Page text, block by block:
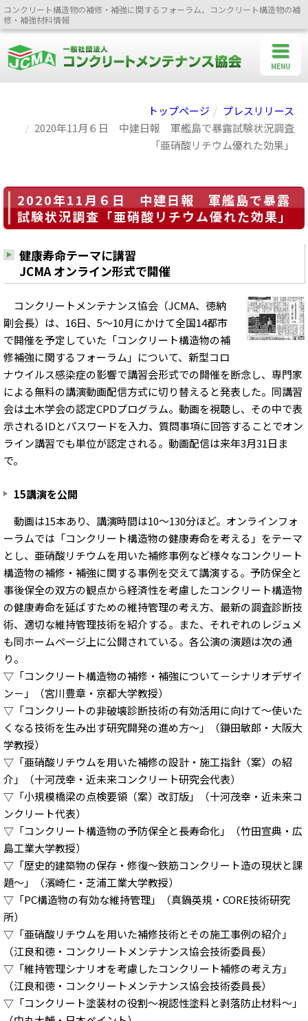
コンクリート構造物の補修・補強に関するフォーラム、コンクリート構造物の補
修・補強材料情報
トップページ
プレスリリース
2020年11月６日 中建日報 軍艦島で暴露試験状況調査
「亜硝酸リチウム優れた効果」
2020年11月６日 中建日報 軍艦島で暴露
試験状況調査「亜硝酸リチウム優れた効果」
健康寿命テーマに講習
JCMA オンライン形式で開催
コンクリートメンテナンス協会（JCMA、徳納
剛会長）は、16日、5～10月にかけて全国14都市
で開催を予定していた「コンクリート構造物の補
修補強に関するフォーラム」について、新型コロ
ナウイルス感染症の影響で講習会形式での開催を断念し、専門家
による無料の講演動画配信方式に切り替えると発表した。同講習
会は土木学会の認定CPDプログラム。動画を視聴し、その中で表
示されるIDとパスワードを入力、質問事項に回答することでオン
ライン講習でも単位が認定される。動画配信は来年3月31日ま
で。
15講演を公開
動画は15本あり、講演時間は10～130分ほど。オンラインフォ
ーラムでは「コンクリート構造物の健康寿命を考える」をテーマ
とし、亜硝酸リチウムを用いた補修事例など様々なコンクリート
構造物の補修・補強に関する事例を交えて講演する。予防保全と
事後保全の双方の観点から経済性を考慮したコンクリート構造物
の健康寿命を延ばすための維持管理の考え方、最新の調査診断技
術、適切な維持管理技術を紹介する。また、それぞれのレジュメ
も同ホームページ上に公開されている。各公演の演題は次の通
り。
▽「コンクリート構造物の補修・補強について－シナリオデザイ
ン－」（宮川豊章・京都大学教授）
▽「コンクリートの非破壊診断技術の有効活用に向けて～使いた
くなる技術を生み出す研究開発の進め方～」（鎌田敏郎・大阪大
学教授）
▽「亜硝酸リチウムを用いた補修の設計・施工指針（案）の紹
介」（十河茂幸・近未来コンクリート研究会代表）
▽「小規模橋梁の点検要領（案）改訂版」（十河茂幸・近未来コ
ンクリート代表）
▽「コンクリート構造物の予防保全と長寿命化」（竹田宣典・広
島工業大学教授）
▽「歴史的建築物の保存・修復～鉄筋コンクリート造の現状と課
題～」（濱崎仁・芝浦工業大学教授）
▽「PC構造物の有効な維持管理」（真鍋英規・CORE技術研究
所）
▽「亜硝酸リチウムを用いた補修技術とその施工事例の紹介」
（江良和徳・コンクリートメンテナンス協会技術委員長）
▽「維持管理シナリオを考慮したコンクリート補修の考え方」
（江良和徳・コンクリートメンテナンス協会技術委員長）
▽「コンクリート塗装材の役割～視認性塗料と剥落防止材料～」
MENU